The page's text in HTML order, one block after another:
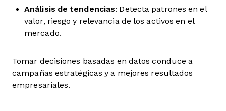
Análisis de tendencias: Detecta patrones en el
valor, riesgo y relevancia de los activos en el
mercado.
Tomar decisiones basadas en datos conduce a
campañas estratégicas y a mejores resultados
empresariales.